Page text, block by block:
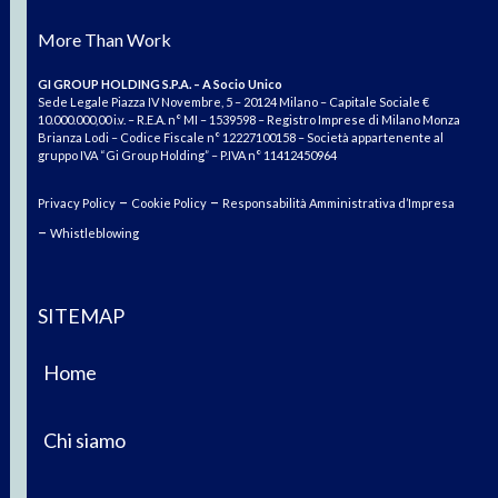
More Than Work
GI GROUP HOLDING S.P.A. – A Socio Unico
Sede Legale Piazza IV Novembre, 5 – 20124 Milano – Capitale Sociale €
10.000.000,00 i.v. – R.E.A. n° MI – 1539598 – Registro Imprese di Milano Monza
Brianza Lodi – Codice Fiscale n° 12227100158 – Società appartenente al
gruppo IVA “Gi Group Holding” – P.IVA n° 11412450964
Privacy Policy– Cookie Policy– Responsabilità Amministrativa d’Impresa
– Whistleblowing
SITEMAP
Home
Chi siamo